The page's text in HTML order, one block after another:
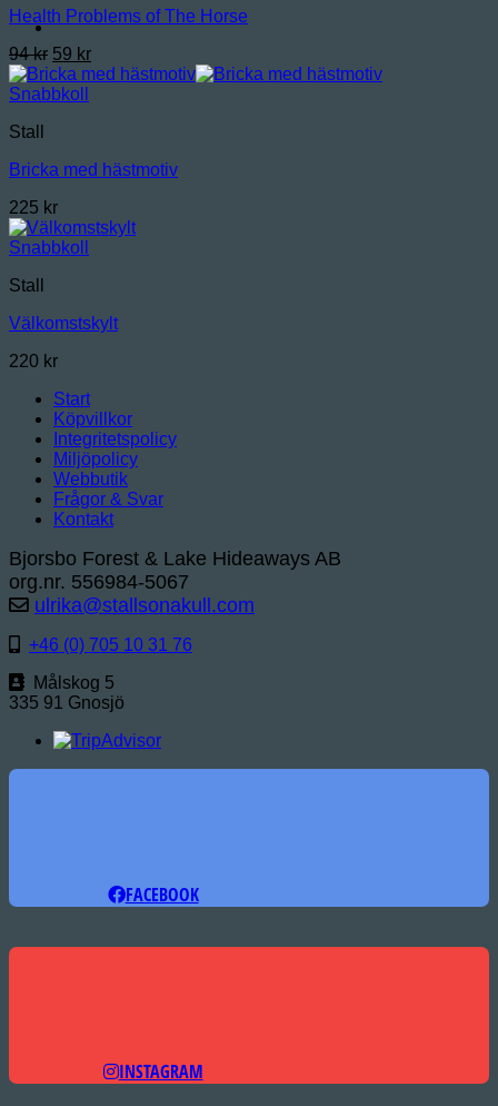
Health Problems of The Horse
94kr Det
ursprungliga
priset
59 krDet
nuvarande
Snabbkoll
Stall
Bricka med hästmotiv
225 kr
Snabbkoll
Stall
Välkomstskylt
220 kr
Start
Köpvillkor
Integritetspolicy
Miljöpolicy
Webbutik
Frågor & Svar
Kontakt
Bjorsbo Forest & Lake Hideaways AB
org.nr. 556984-5067
ulrika@stallsonakull.com
+46 (0) 705 10 31 76
Målskog 5
335 91 Gnosjö
FACEBOOK
INSTAGRAM